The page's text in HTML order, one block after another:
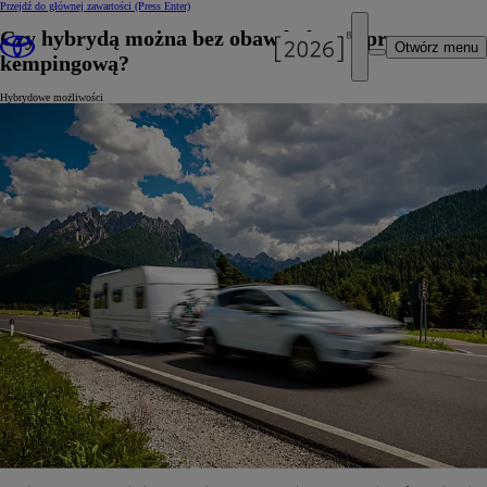
Przejdź do głównej zawartości (Press Enter)
Otwórz menu
Czy hybrydą można bez obaw holować przyczepę
kempingową?
Hybrydowe możliwości